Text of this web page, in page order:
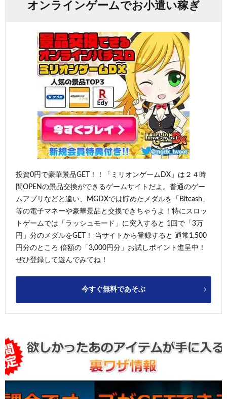
オンラインゲームでお小遣い稼ぎ
投資0円で豪華景品GET！！「ミリオンゲームDX」は２４時
間OPENの景品交換ができるゲームサイトだよ。普通のゲー
ムアプリなどと違い、MGDXでは貯めたメダルを「Bitcash」
等の電子マネーや豪華景品と交換できちゃうよ！特にスロッ
トゲームでは「ラッシュモード」に突入すると 1回で「3万
円」分のメダルをGET！ 当サイトから登録すると 通常1,500
円分のところ 倍額の「3,000円分」お試しポイント進呈中！
ぜひ登録して遊んでみてね！
今すぐ無料であそぶ